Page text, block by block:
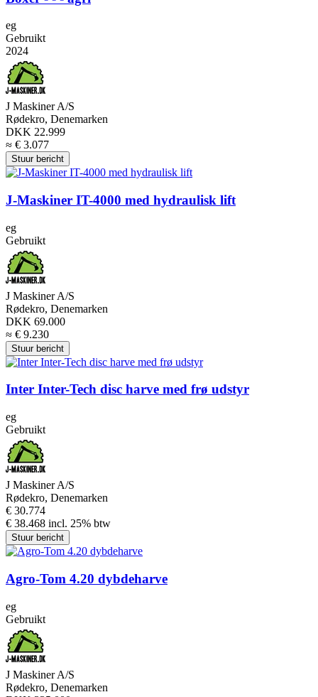
eg
Gebruikt
2024
J Maskiner A/S
Rødekro, Denemarken
DKK 22.999
≈ € 3.077
Stuur bericht
J-Maskiner IT-4000 med hydraulisk lift
eg
Gebruikt
J Maskiner A/S
Rødekro, Denemarken
DKK 69.000
≈ € 9.230
Stuur bericht
Inter Inter-Tech disc harve med frø udstyr
eg
Gebruikt
J Maskiner A/S
Rødekro, Denemarken
€ 30.774
€ 38.468 incl. 25% btw
Stuur bericht
Agro-Tom 4.20 dybdeharve
eg
Gebruikt
J Maskiner A/S
Rødekro, Denemarken